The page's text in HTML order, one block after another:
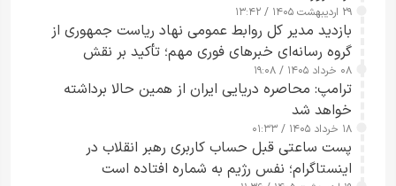
۲۹ اردیبهشت ۱۴۰۵ / ۱۳:۴۲
بازدید مدیر کل روابط عمومی نهاد ریاست جمهوری از
گروه رسانه‌ای خبرهای فوری مهم؛ تأکید بر نقش
رسانه‌های هوشمند و مسئول در ارتقای آگاهی عمومی
۰۸ خرداد ۱۴۰۵ / ۱۹:۰۸
ترامپ: محاصره دریایی ایران از همین حالا برداشته
خواهد شد
۱۸ خرداد ۱۴۰۵ / ۰۱:۳۳
پست ساعتی قبل حساب کاربری رهبر انقلاب در
اینستاگرام؛ نفس رژیم به شماره افتاده است​